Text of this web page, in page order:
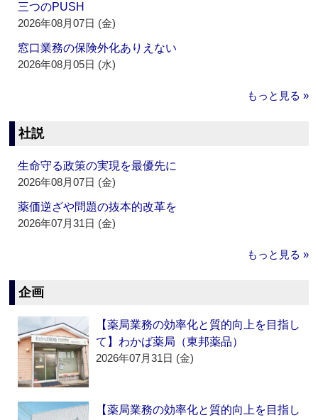
三つのPUSH
2026年08月07日 (金)
窓口業務の保険外化ありえない
2026年08月05日 (水)
もっと見る »
社説
生命守る政策の実現を最優先に
2026年08月07日 (金)
薬価逆ざや問題の抜本的改革を
2026年07月31日 (金)
もっと見る »
企画
【薬局業務の効率化と質的向上を目指し
て】わかば薬局（東邦薬品）
2026年07月31日 (金)
【薬局業務の効率化と質的向上を目指し